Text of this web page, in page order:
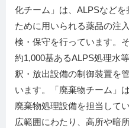
化チーム」は、ALPSなどを
ために用いられる薬品の注
検・保守を行っています。
約1,000基あるALPS処理水
釈・放出設備の制御装置を
います。「廃棄物チーム」
廃棄物処理設備を担当して
広範囲にわたり、高所や暗